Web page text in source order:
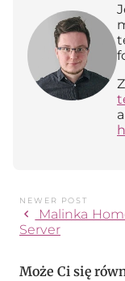
NEWER POST
chevron_left
Malinka
Server
Może Ci się